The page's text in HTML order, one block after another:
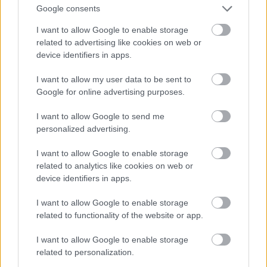
Google consents
I want to allow Google to enable storage
related to advertising like cookies on web or
device identifiers in apps.
I want to allow my user data to be sent to
Google for online advertising purposes.
I want to allow Google to send me
personalized advertising.
I want to allow Google to enable storage
related to analytics like cookies on web or
device identifiers in apps.
I want to allow Google to enable storage
related to functionality of the website or app.
I want to allow Google to enable storage
related to personalization.
társadalmi jelenségek idézték elő, hanem
kontrafaktumként konstruált „személyek” tudatos
aknamunkájának a következménye. Ismét egy
Radnóti-versrészletre utalva, a költőt kísérő és védő
feltételezett angyal helyébe az ördögöt állítva:
ördög követ, kezében kard van, mögöttem jár, üldöz
engem, és ő sodor mindig a bajba”. Az egyén – ekkor
rossz, az eredeti téveszme iránt kétséget támasztó
tényeket figyelmen kívül hagyja, míg az azt
volna elég, a valóságot meghamisítja – és újra és
újra megerősíti bizalmát az eredeti téveszmében. Így
ahelyett, hogy elindulna a tények objektív tisztázása,
a téveszme – a valósággal való éles szembenállás
ellenére – megerősödve kerül ki a vitából. A helyzetet
pontosan jellemzi a francia gondolkodó mondása:
„Olyan szép légvárakat építettem, hogy sajnálom
lerombolni azokat”.